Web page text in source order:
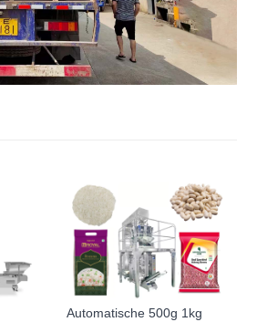
Automatische 500g 1kg